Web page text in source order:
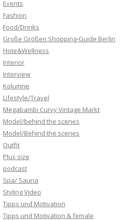
Events
Fashion
Food/Drinks
Große Größen Shopping-Guide Berlin
Hote&Wellness
Interior
Interview
Kolumne
Lifestyle/Travel
Megabambi Curvy Vintage Markt
Model/behind the scenes
Model/Behind the scenes
Outfit
Plus size
podcast
Spa/ Sauna
Styling Video
Tipps und Motivation
Tipps und Motivation & female